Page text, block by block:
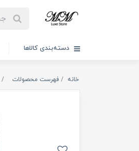
دسته‌بندی کالاها
خانه فهرست محصولات